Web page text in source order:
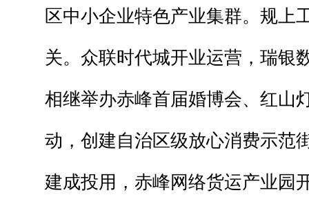
区中小企业特色产业集群。规上
关。众联时代城开业运营，瑞银
相继举办赤峰首届婚博会、红山
动，创建自治区级放心消费示范
建成投用，赤峰网络货运产业园